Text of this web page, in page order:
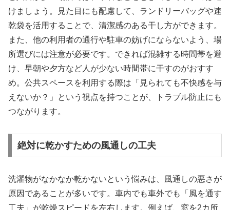
けましょう。見た目にも配慮して、ランドリーバッグや速
乾袋を活用することで、清潔感のある干し方ができます。
また、他の利用者の通行や駐車の妨げにならないよう、場
所選びには注意が必要です。できれば混雑する時間帯を避
け、早朝や夕方など人が少ない時間帯に干すのがおすす
め。公共スペースを利用する際は「見られても不快感を与
えないか？」という視点を持つことが、トラブル防止にも
つながります。
絶対に乾かすための風通しの工夫
洗濯物がなかなか乾かないという悩みは、風通しの悪さが
原因であることが多いです。車内でも車外でも「風を通す
工夫」が乾燥スピードを左右します。例えば、窓を2カ所